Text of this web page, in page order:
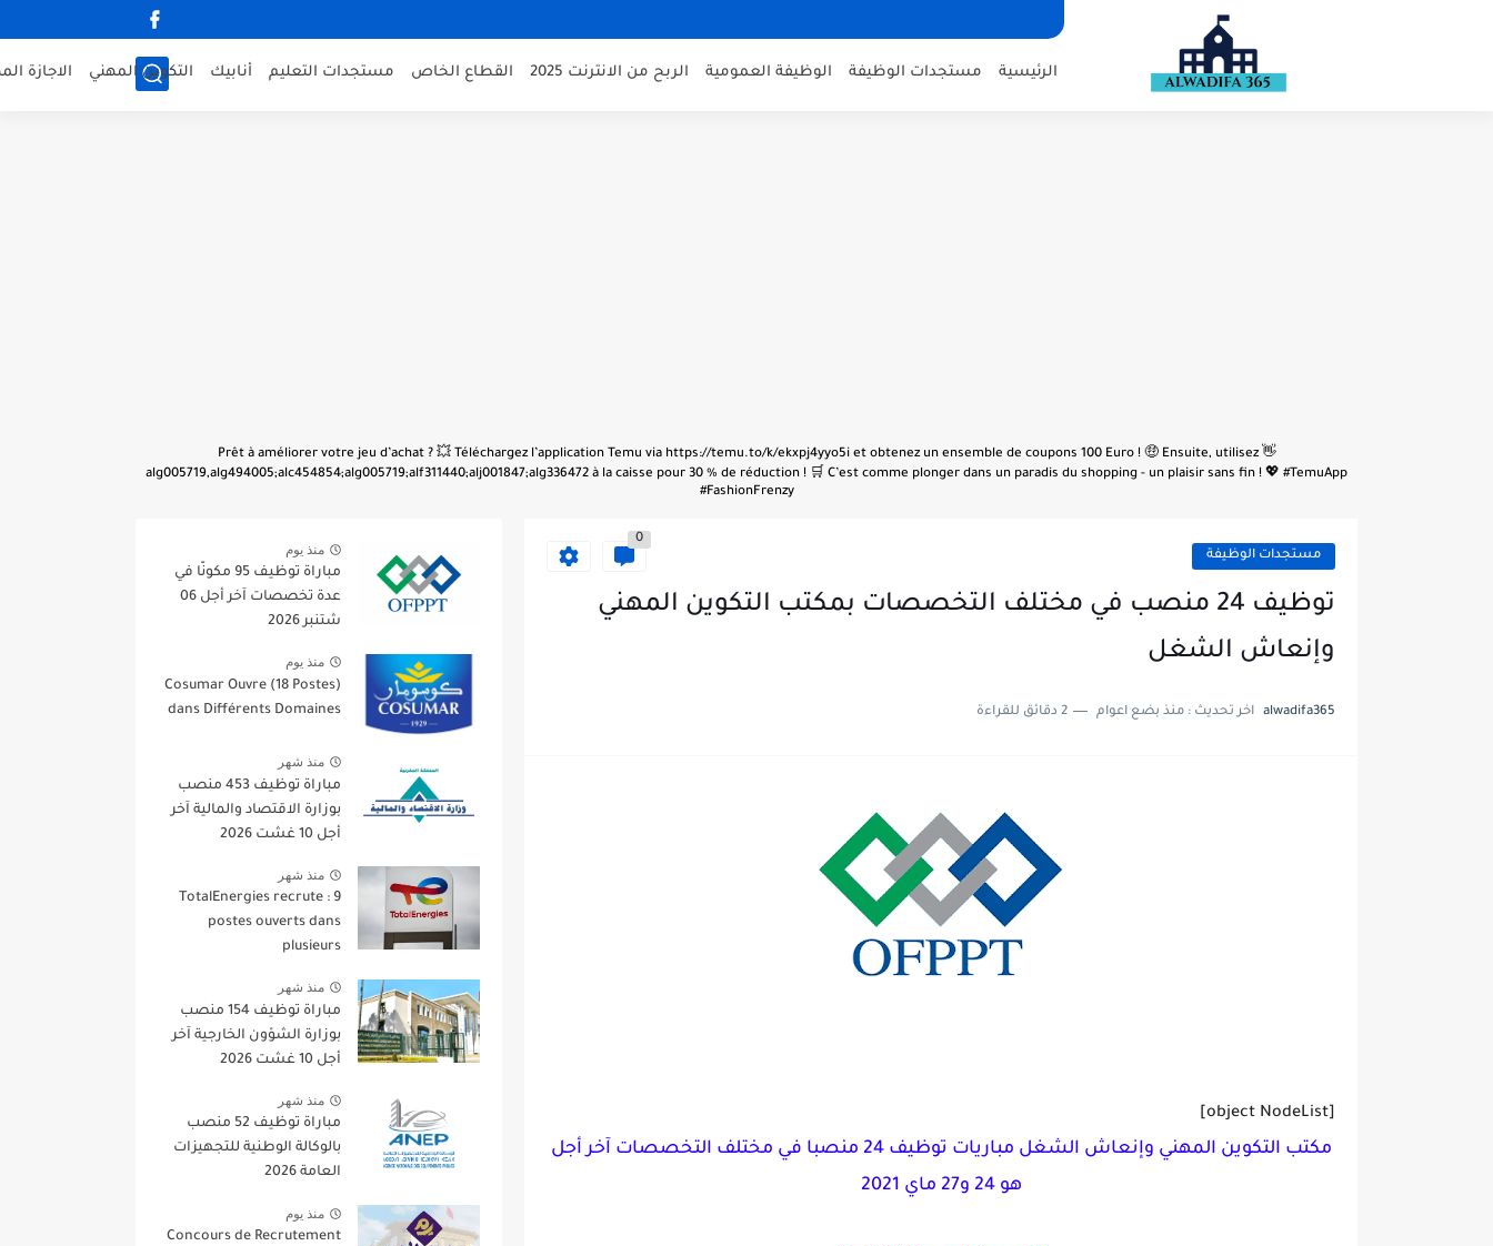
الرئيسية مستجدات الوظيفة الوظيفة العمومية الربح من الانترنت 2025 القطاع الخاص مستجدات التعليم أنابيك التكوين المهني الاجازة
👋 Prêt à améliorer votre jeu d’achat ? 💥 Téléchargez l’application Temu via https://temu.to/k/ekxpj4yyo5i et obtenez un ensemble de coupons 100 Euro ! 🤑 Ensuite, utilisez
alg005719,alg494005;alc454854;alg005719;alf311440;alj001847;alg336472 à la caisse pour 30 % de réduction ! 🛒 C’est comme plonger dans un paradis du shopping - un plaisir sans fin ! 💖 #TemuApp
#FashionFrenzy
مستجدات الوظيفة
0
توظيف 24 منصب في مختلف التخصصات بمكتب التكوين المهني
وإنعاش الشغل
alwadifa365 اخر تحديث : منذ بضع اعوام 2 دقائق للقراءة
[object NodeList]
مكتب التكوين المهني وإنعاش الشغل مباريات توظيف 24 منصبا في مختلف التخصصات
آخر أجل
هو 24 و27 ماي 2021
منذ يوم
مباراة توظيف 95 مكونًا في
عدة تخصصات آخر أجل 06
شتنبر 2026
منذ يوم
Cosumar Ouvre (18 Postes)
dans Différents Domaines
منذ شهر
مباراة توظيف 453 منصب
بوزارة الاقتصاد والمالية آخر
أجل 10 غشت 2026
منذ شهر
TotalEnergies recrute : 9
postes ouverts dans
plusieurs
منذ شهر
مباراة توظيف 154 منصب
بوزارة الشؤون الخارجية آخر
أجل 10 غشت 2026
منذ شهر
مباراة توظيف 52 منصب
بالوكالة الوطنية للتجهيزات
العامة 2026
منذ يوم
Concours de Recrutement